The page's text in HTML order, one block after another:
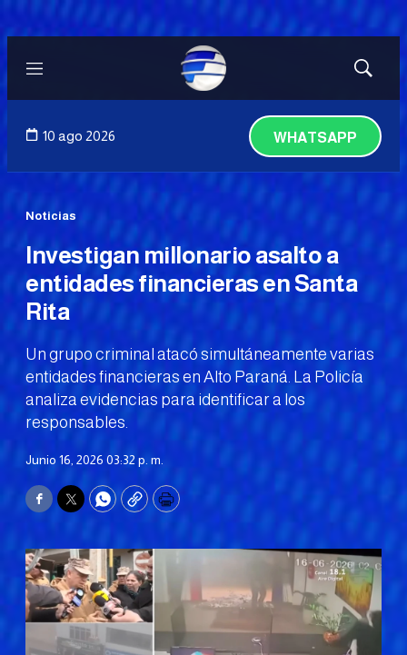
Menú
Mostrar
10 ago 2026 WHATSAPP
Noticias
Investigan millonario asalto a
entidades financieras en Santa
Rita
Un grupo criminal atacó simultáneamente varias
entidades financieras en Alto Paraná. La Policía
analiza evidencias para identificar a los
responsables.
Junio 16, 2026 03:32 p. m.
Facebook
TwitterWhatsApp
CopyPrint